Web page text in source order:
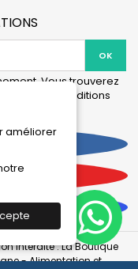
améliorer
Vous trouverez
dans les conditions
interdite : La Boutique
- Alimentation et